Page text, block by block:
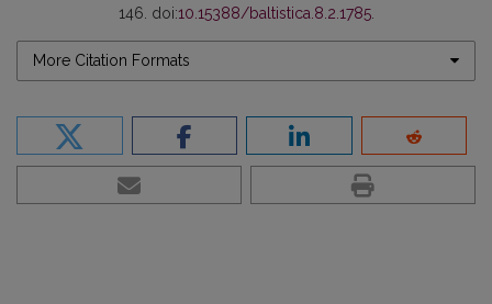
146. doi:10.15388/baltistica.8.2.1785.
More Citation Formats